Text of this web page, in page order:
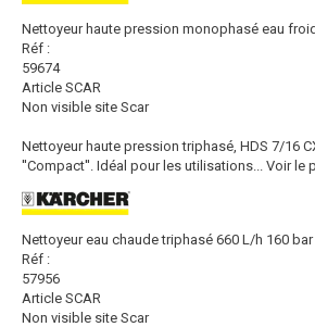
Nettoyeur haute pression monophasé eau
Réf :
59674
Article SCAR
Non visible site Scar
Nettoyeur haute pression triphasé, HDS 7/16
''Compact''. Idéal pour les utilisations... Voir le
Nettoyeur eau chaude triphasé 660 L/h 160 bar
Réf :
57956
Article SCAR
Non visible site Scar